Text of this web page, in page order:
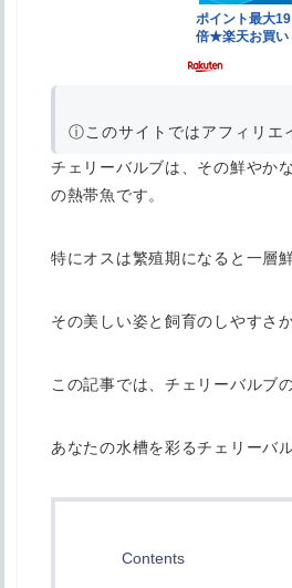
ⓘこのサイトではアフィリエ
チェリーバルブは、その鮮やか
の熱帯魚です。
特にオスは繁殖期になると一層
その美しい姿と飼育のしやすさ
この記事では、チェリーバルブ
あなたの水槽を彩るチェリーバ
Contents